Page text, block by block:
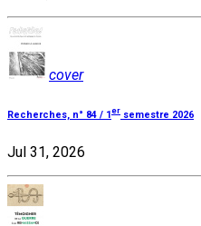
cover
Recherches, n° 84 / 1er semestre 2026
Jul 31, 2026